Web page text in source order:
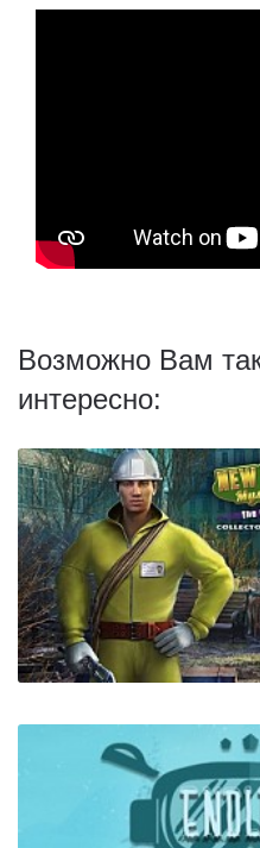
Возможно Вам
интересно: